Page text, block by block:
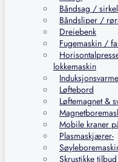
Båndsag /
Båndsliper /
Dreiebenk
Fugemaskin /
lokkemaskin
Induksjonsvarme
Løftebord
Løftemagnet &
Mobile kraner
Plasmaskjærer-
Skrustikke tilbud